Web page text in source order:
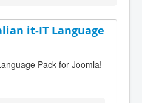
it-IT Language
Pack for Joomla!